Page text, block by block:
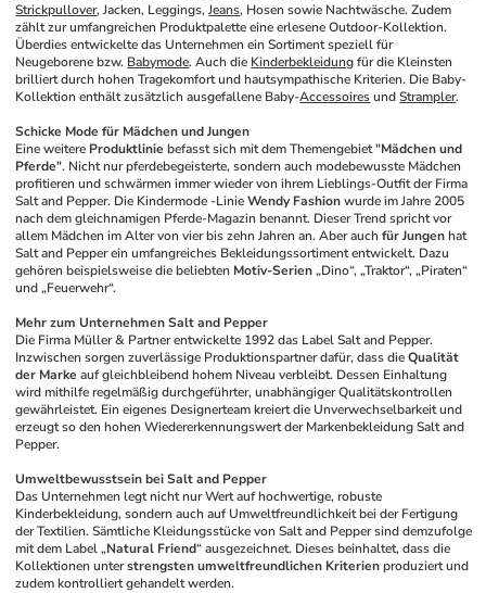
Strickpullover, Jacken, Leggings, Jeans, Hosen sowie Nachtwäsche. Zudem
zählt zur umfangreichen Produktpalette eine erlesene Outdoor-Kollektion.
Überdies entwickelte das Unternehmen ein Sortiment speziell für
Neugeborene bzw. Babymode. Auch die Kinderbekleidung für die Kleinsten
brilliert durch hohen Tragekomfort und hautsympathische Kriterien. Die Baby-
Kollektion enthält zusätzlich ausgefallene Baby-Accessoires und Strampler.
Schicke Mode für Mädchen und Jungen
Eine weitere Produktlinie befasst sich mit dem Themengebiet "Mädchen und
Pferde". Nicht nur pferdebegeisterte, sondern auch modebewusste Mädchen
profitieren und schwärmen immer wieder von ihrem Lieblings-Outfit der Firma
Salt and Pepper. Die Kindermode -Linie Wendy Fashion wurde im Jahre 2005
nach dem gleichnamigen Pferde-Magazin benannt. Dieser Trend spricht vor
allem Mädchen im Alter von vier bis zehn Jahren an. Aber auch für Jungen hat
Salt and Pepper ein umfangreiches Bekleidungssortiment entwickelt. Dazu
gehören beispielsweise die beliebten Motiv-Serien „Dino“, „Traktor“, „Piraten“
und „Feuerwehr“.
Mehr zum Unternehmen Salt and Pepper
Die Firma Müller & Partner entwickelte 1992 das Label Salt and Pepper.
Inzwischen sorgen zuverlässige Produktionspartner dafür, dass die Qualität
der Marke auf gleichbleibend hohem Niveau verbleibt. Dessen Einhaltung
wird mithilfe regelmäßig durchgeführter, unabhängiger Qualitätskontrollen
gewährleistet. Ein eigenes Designerteam kreiert die Unverwechselbarkeit und
erzeugt so den hohen Wiedererkennungswert der Markenbekleidung Salt and
Pepper.
Umweltbewusstsein bei Salt and Pepper
Das Unternehmen legt nicht nur Wert auf hochwertige, robuste
Kinderbekleidung, sondern auch auf Umweltfreundlichkeit bei der Fertigung
der Textilien. Sämtliche Kleidungsstücke von Salt and Pepper sind demzufolge
mit dem Label „Natural Friend“ ausgezeichnet. Dieses beinhaltet, dass die
Kollektionen unter strengsten umweltfreundlichen Kriterien produziert und
zudem kontrolliert gehandelt werden.